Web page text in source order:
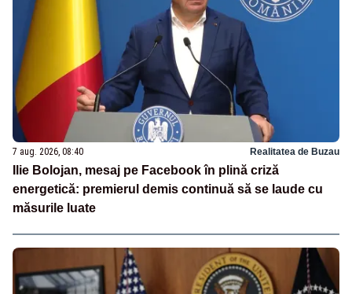
7 aug. 2026, 08:40 Realitatea de Buzau
Ilie Bolojan, mesaj pe Facebook în plină criză
energetică: premierul demis continuă să se laude cu
măsurile luate